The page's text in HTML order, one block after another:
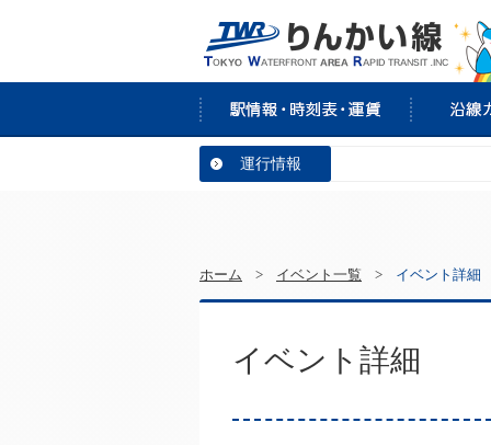
運行情報
ホーム > イベント一覧 > イベント詳細
イベント詳細